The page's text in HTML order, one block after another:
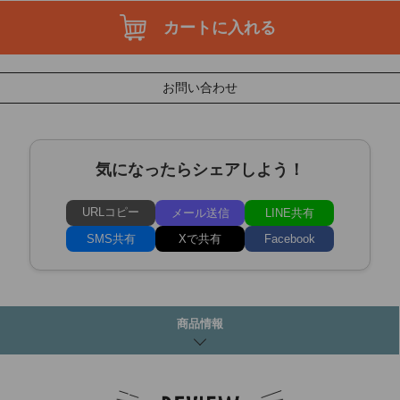
カートに入れる
お問い合わせ
気になったらシェアしよう！
URLコピー メール送信
LINE共有
SMS共有
Xで共有 Facebook
商品情報